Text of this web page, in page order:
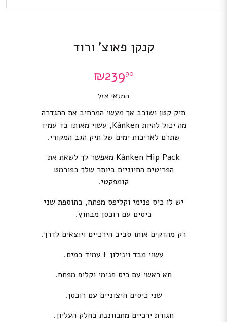
קנקן פאוצ’ ורוד
₪23990
המלאי אזל
תיק קטן ושובב אך מעשי המרחיב את ההגדרה
מה יכול להיות Kånken, עשוי מאותו בד עמיד
שתרם לאריכות ימים של תיק הגב המקורי.
Kånken Hip Pack מאפשר לך לשאת את
הפריטים החיוניים ביותר שלך בפורמט
קומפקטי.
יש לו כיס פנימי וקליפס מפתח, בתוספת שני
כיסים עם רוכסן מבחוץ.
רק מהדקים אותו סביב הירכיים ויוצאים לדרך.
עשוי מבד וינילון F עמיד במים.
תא ראשי עם כיס פנימי וקליפ מפתח.
שני כיסים חיצוניים עם רוכסן.
חגורת ירכיים מתכווננת בחלק העליון.